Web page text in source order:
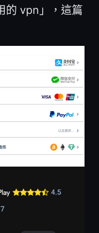
的 vpn」，這篇